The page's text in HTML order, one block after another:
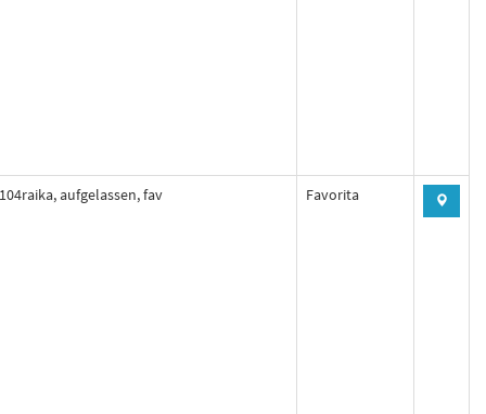
104raika, aufgelassen, fav Favorita